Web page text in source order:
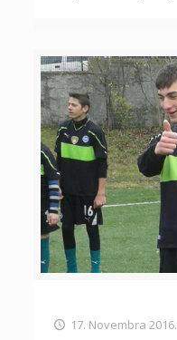
17. Novembra 2016.